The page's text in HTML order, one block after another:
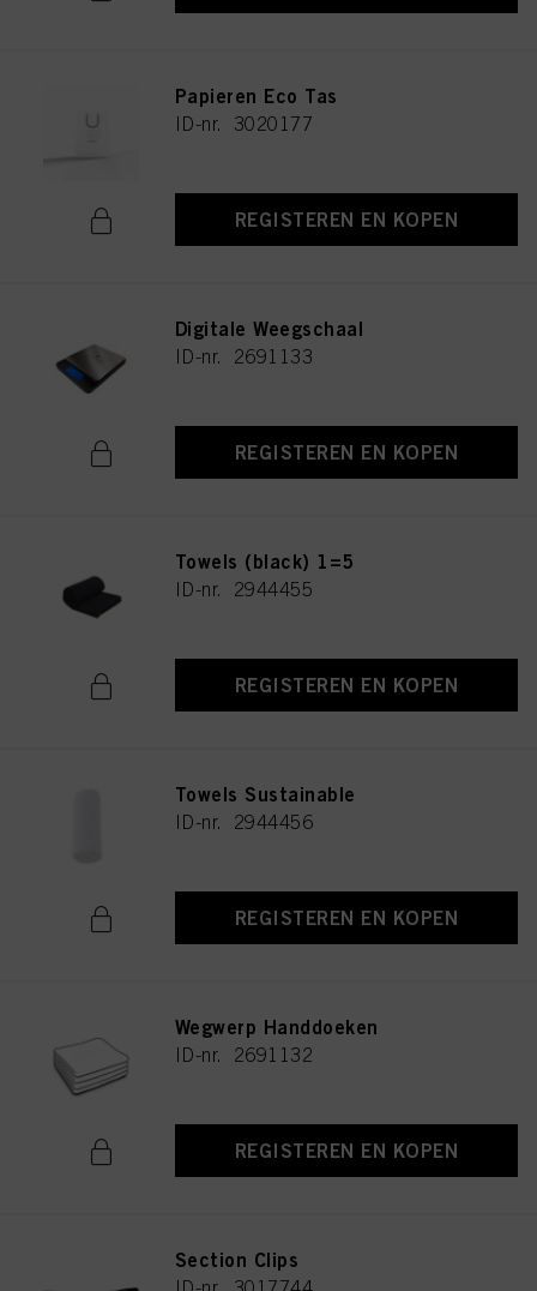
Papieren Eco Tas
ID-nr. 3020177
REGISTEREN EN KOPEN
Digitale Weegschaal
ID-nr. 2691133
REGISTEREN EN KOPEN
Towels (black) 1=5
ID-nr. 2944455
REGISTEREN EN KOPEN
Towels Sustainable
ID-nr. 2944456
REGISTEREN EN KOPEN
Wegwerp Handdoeken
ID-nr. 2691132
REGISTEREN EN KOPEN
Section Clips